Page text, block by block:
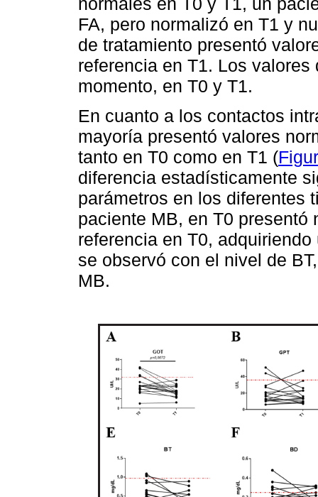
FA, pero normalizó en T1 y
de tratamiento presentó
referencia en T1. Los
momento, en T0 y T1.
En cuanto a los contactos
mayoría presentó valores
tanto en T0 como en T1 (
diferencia estadísticamente
parámetros en los diferentes
paciente MB, en T0 presentó
referencia en T0,
se observó con el nivel de
MB.